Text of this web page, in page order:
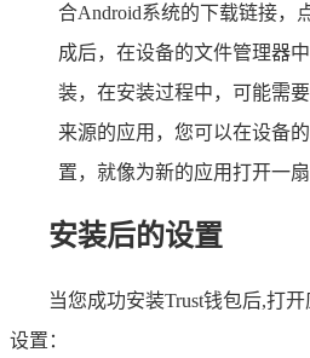
合Android系统的下载链接，
成后，在设备的文件管理器
装，在安装过程中，可能需
来源的应用，您可以在设备
置，就像为新的应用打开一扇
安装后的设置
当您成功安装Trust钱包后,打
设置：